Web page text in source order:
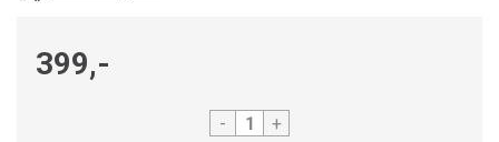
399,-
- +